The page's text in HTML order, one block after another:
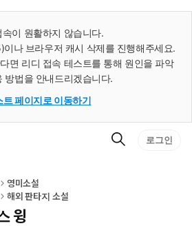
속이 원활하지 않습니다.
나 브라우저 캐시 삭제를 진행해주세요.
면 리디 접속 테스트를 통해 원인을 파악
방법을 안내드리겠습니다.
트 페이지로 이동하기
검
로그인
영미소설
해외 판타지 소설
윙